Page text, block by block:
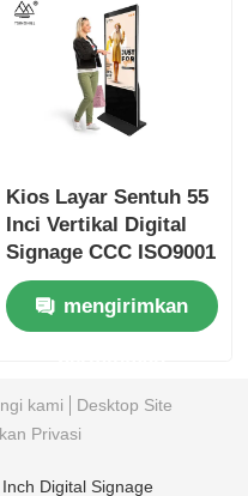
Kios Layar Sentuh 55
Inci Vertikal Digital
Signage CCC ISO9001
mengirimkan
kami
Desktop Site
Privasi
Digital Signage